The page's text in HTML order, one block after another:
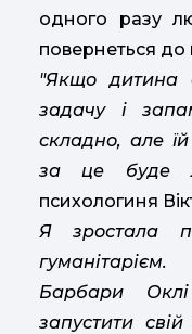
одного разу
повернеться
"Якщо дитина
задачу і
складно, але
за це буде
психологиня
Я зростала
Барбари
запустити